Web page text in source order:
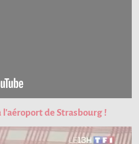
de Strasbourg !